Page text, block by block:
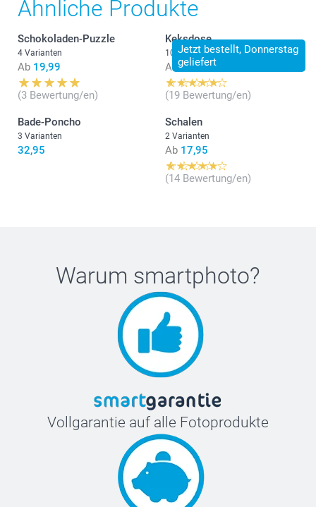
Ähnliche Produkte
Schokoladen-Puzzle
4 Varianten
Ab 19,99
(3 Bewertung/en)
Jetzt bestellt, Donnerstag
geliefert
Keksdose
10 Varianten
Ab 19,95
(19 Bewertung/en)
Bade-Poncho
3 Varianten
32,95
Schalen
2 Varianten
Ab 17,95
(14 Bewertung/en)
Warum smartphoto?
Vollgarantie auf alle Fotoprodukte